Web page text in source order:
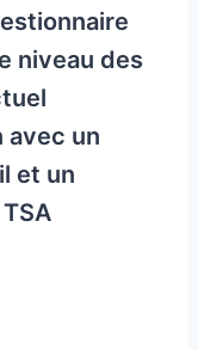
niveau des
avec un
et un